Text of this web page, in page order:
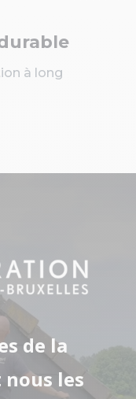
à long
de la
les